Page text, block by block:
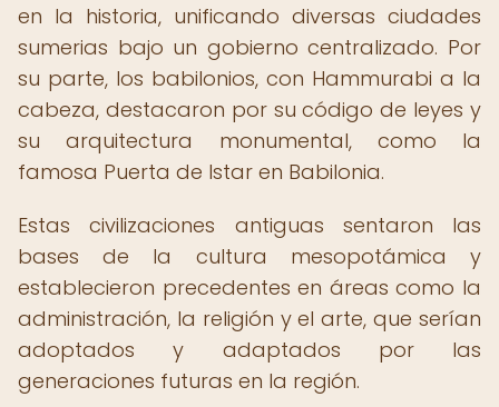
en la historia, unificando diversas ciudades
sumerias bajo un gobierno centralizado. Por
su parte, los babilonios, con Hammurabi a la
cabeza, destacaron por su código de leyes y
su arquitectura monumental, como la
famosa Puerta de Istar en Babilonia.
Estas civilizaciones antiguas sentaron las
bases de la cultura mesopotámica y
establecieron precedentes en áreas como la
administración, la religión y el arte, que serían
adoptados y adaptados por las
generaciones futuras en la región.